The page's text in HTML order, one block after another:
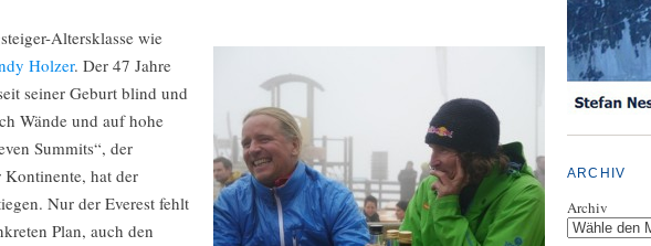
Altersklasse wie
Holzer. Der 47 Jahre
seiner Geburt blind und
Wände und auf hohe
Summits“, der
Kontinente, hat der
Nur der Everest fehlt
Plan, auch den
ARCHIV
Archiv